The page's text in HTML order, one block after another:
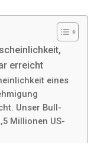
erreicht
eines
Unser Bull-
Millionen US-